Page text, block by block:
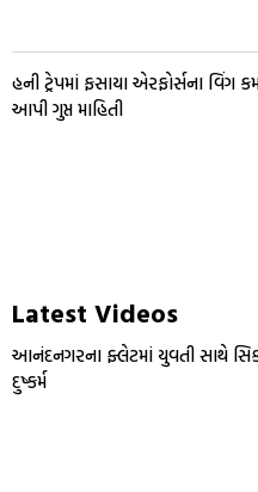
હની ટ્રેપમાં ફસાયા એરફોર્સના વિંગ
આપી ગુપ્ત માહિતી
Latest Videos
આનંદનગરના ફ્લેટમાં યુવતી સાથે
દુષ્કર્મ